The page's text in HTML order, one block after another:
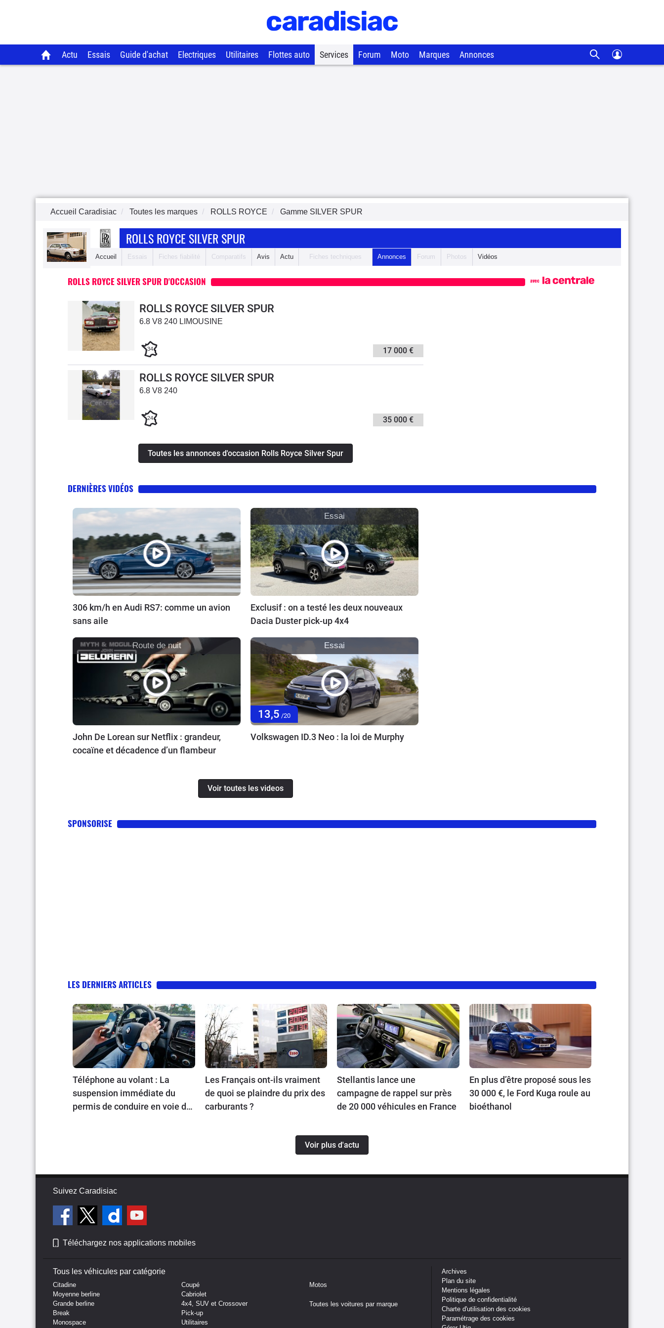
Actu Essais Guide d'achat Electriques Utilitaires Flottes auto Services Forum Moto Marques Annonces
Accueil Caradisiac Toutes les marques ROLLS ROYCE Gamme SILVER SPUR
ROLLS ROYCE SILVER SPUR
Accueil Essais Fiches fiabilité Comparatifs Avis Actu Fiches techniques Annonces Forum Photos Vidéos
ROLLS ROYCE SILVER SPUR D'OCCASION avec
ROLLS ROYCE SILVER SPUR
6.8 V8 240 LIMOUSINE
34 17 000 €
ROLLS ROYCE SILVER SPUR
6.8 V8 240
24 35 000 €
Toutes les annonces d'occasion Rolls Royce Silver Spur
DERNIÈRES VIDÉOS
306 km/h en Audi RS7: comme un avion
sans aile
Essai
Exclusif : on a testé les deux nouveaux
Dacia Duster pick-up 4x4
Route de nuit
John De Lorean sur Netflix : grandeur,
cocaïne et décadence d’un flambeur
Essai
13,5 /20
Volkswagen ID.3 Neo : la loi de Murphy
Voir toutes les videos
SPONSORISE
LES DERNIERS ARTICLES
Téléphone au volant : La
suspension immédiate du
permis de conduire en voie de
Les Français ont-ils vraiment
de quoi se plaindre du prix des
carburants ?
Stellantis lance une
campagne de rappel sur près
de 20 000 véhicules en France
En plus d’être proposé sous les
30 000 €, le Ford Kuga roule au
bioéthanol
Voir plus d'actu
Suivez Caradisiac
Téléchargez nos applications mobiles
Tous les véhicules par catégorie
Citadine
Moyenne berline
Grande berline
Break
Monospace
Coupé
Cabriolet
4x4, SUV et Crossover
Pick-up
Utilitaires
Motos
Toutes les voitures par marque
Archives
Plan du site
Mentions légales
Politique de confidentialité
Charte d'utilisation des cookies
Paramétrage des cookies